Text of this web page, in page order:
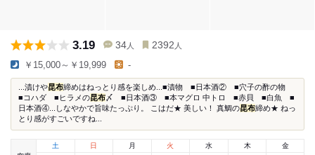
3.19 34 人 2392 人
￥15,000～￥19,999 -
...漬けや昆布締めはねっとり感を楽しめ...■漬物 ■日本酒② ■穴子の酢の物
■コハダ ■ヒラメの昆布〆 ■日本酒③ ■本マグロ 中トロ ■赤貝 ■白魚 ■
日本酒④...しなやかで旨味たっぷり。 こはだ★ 美しい！ 真鯛の昆布締め★ ねっ
とり感がすごいですね...
土
日 月 火 水 木 金